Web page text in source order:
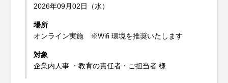
2026年09月02日（水）
場所
オンライン実施 ※Wifi 環境を推奨いたします
対象
企業内人事 ・教育の責任者・ご担当者 様